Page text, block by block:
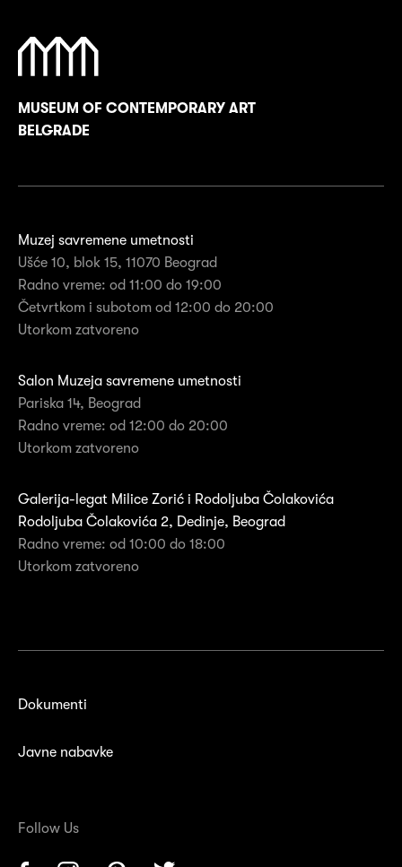
MUSEUM OF CONTEMPORARY ART
BELGRADE
Muzej savremene umetnosti
Ušće 10, blok 15, 11070 Beograd
Radno vreme: od 11:00 do 19:00
Četvrtkom i subotom od 12:00 do 20:00
Utorkom zatvoreno
Salon Muzeja savremene umetnosti
Pariska 14, Beograd
Radno vreme: od 12:00 do 20:00
Utorkom zatvoreno
Galerija-legat Milice Zorić i Rodoljuba Čolakovića
Rodoljuba Čolakovića 2, Dedinje, Beograd
Radno vreme: od 10:00 do 18:00
Utorkom zatvoreno
Dokumenti
Javne nabavke
Follow Us